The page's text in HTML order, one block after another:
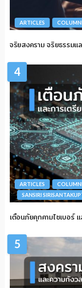
ARTICLES
จริยสงคราม จริยธรรม
4
ARTICLES
SANSIRI
เตือนภัยคุกคามไซเบอร์
5